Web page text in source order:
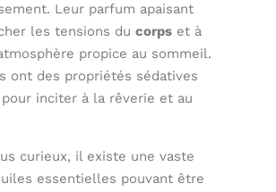
Leur parfum apaisant
les tensions ducorps et à
propice au sommeil.
ont des propriétés sédatives
inciter à la rêverie et au
curieux, il existe une vaste
essentielles pouvant être